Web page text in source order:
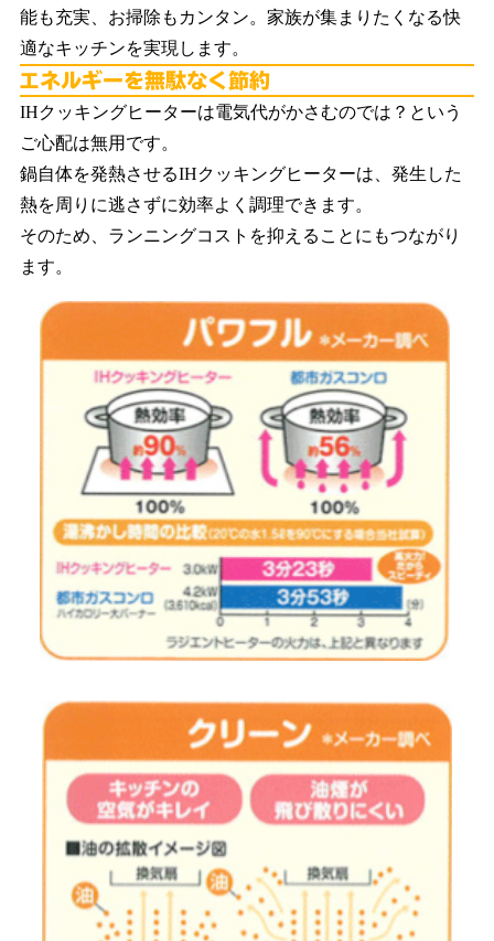
能も充実、お掃除もカンタン。家族が集まりたくなる快
適なキッチンを実現します。
IHクッキングヒーターは電気代がかさむのでは？という
ご心配は無用です。
鍋自体を発熱させるIHクッキングヒーターは、発生した
熱を周りに逃さずに効率よく調理できます。
そのため、ランニングコストを抑えることにもつながり
ます。